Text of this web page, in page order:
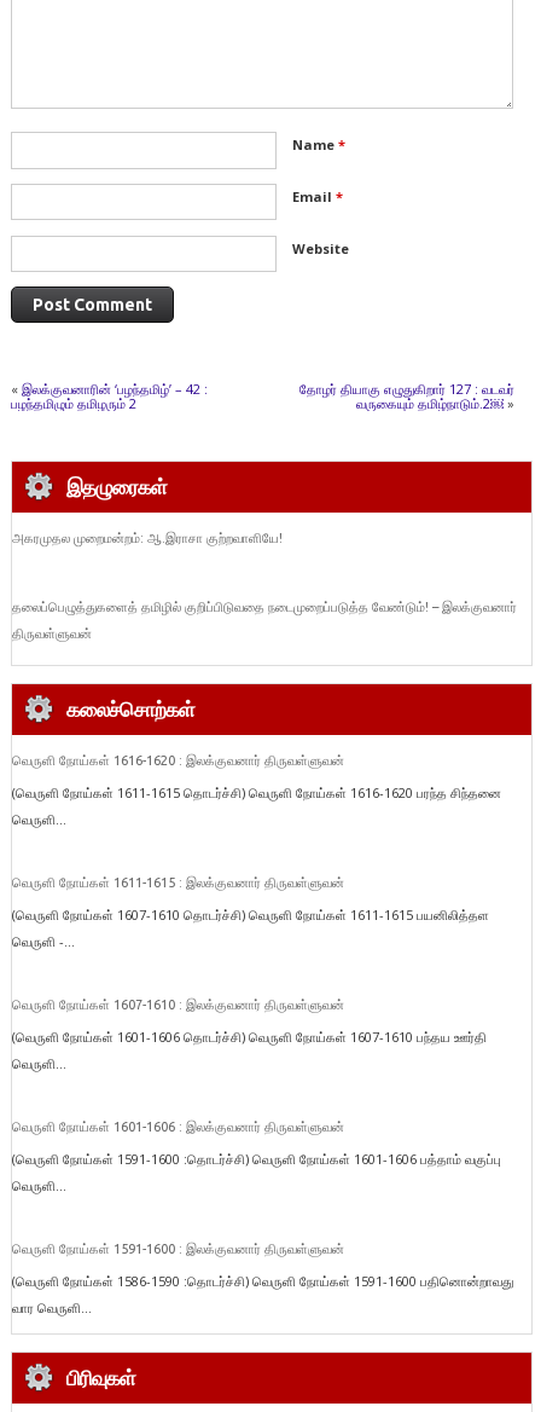
Name *
Email *
Website
« இலக்குவனாரின் ‘பழந்தமிழ்’ – 42 :
பழந்தமிழும் தமிழரும் 2
தோழர் தியாகு எழுதுகிறார் 127 : வடவர்
வருகையும் தமிழ்நாடும்.2￼ »
இதழுரைகள்
அகரமுதல முறைமன்றம்: ஆ.இராசா குற்றவாளியே!
தலைப்பெழுத்துகளைத் தமிழில் குறிப்பிடுவதை நடைமுறைப்படுத்த வேண்டும்! – இலக்குவனார்
திருவள்ளுவன்
கலைச்சொற்கள்
வெருளி நோய்கள் 1616-1620 : இலக்குவனார் திருவள்ளுவன்
(வெருளி நோய்கள் 1611-1615 தொடர்ச்சி) வெருளி நோய்கள் 1616-1620 பரந்த சிந்தனை
வெருளி...
வெருளி நோய்கள் 1611-1615 : இலக்குவனார் திருவள்ளுவன்
(வெருளி நோய்கள் 1607-1610 தொடர்ச்சி) வெருளி நோய்கள் 1611-1615 பயனிலித்தள
வெருளி -...
வெருளி நோய்கள் 1607-1610 : இலக்குவனார் திருவள்ளுவன்
(வெருளி நோய்கள் 1601-1606 தொடர்ச்சி) வெருளி நோய்கள் 1607-1610 பந்தய ஊர்தி
வெருளி...
வெருளி நோய்கள் 1601-1606 : இலக்குவனார் திருவள்ளுவன்
(வெருளி நோய்கள் 1591-1600 :தொடர்ச்சி) வெருளி நோய்கள் 1601-1606 பத்தாம் வகுப்பு
வெருளி...
வெருளி நோய்கள் 1591-1600 : இலக்குவனார் திருவள்ளுவன்
(வெருளி நோய்கள் 1586-1590 :தொடர்ச்சி) வெருளி நோய்கள் 1591-1600 பதினொன்றாவது
வார வெருளி...
பிரிவுகள்